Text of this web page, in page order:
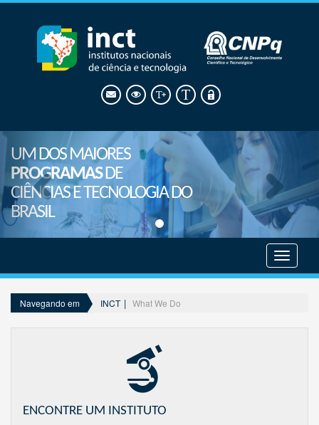
UM DOS MAIORES
PROGRAMASDE
CIÊNCIAS E TECNOLOGIA DO
BRASIL
menu
Navegando em INCT What We Do
ENCONTRE UM INSTITUTO